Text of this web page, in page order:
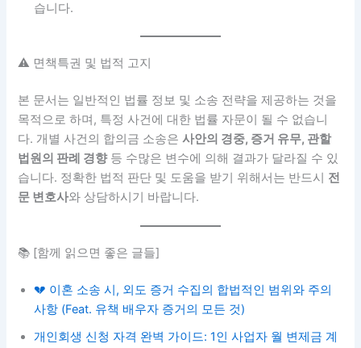
습니다.
⚠️ 면책특권 및 법적 고지
본 문서는 일반적인 법률 정보 및 소송 전략을 제공하는 것을
목적으로 하며, 특정 사건에 대한 법률 자문이 될 수 없습니
다. 개별 사건의 합의금 소송은사안의 경중, 증거 유무, 관할
법원의 판례 경향등 수많은 변수에 의해 결과가 달라질 수 있
습니다. 정확한 법적 판단 및 도움을 받기 위해서는 반드시 전
문 변호사와 상담하시기 바랍니다.
📚 [함께 읽으면 좋은 글들]
💔 이혼 소송 시, 외도 증거 수집의 합법적인 범위와 주의
사항 (Feat. 유책 배우자 증거의 모든 것)
개인회생 신청 자격 완벽 가이드: 1인 사업자 월 변제금 계